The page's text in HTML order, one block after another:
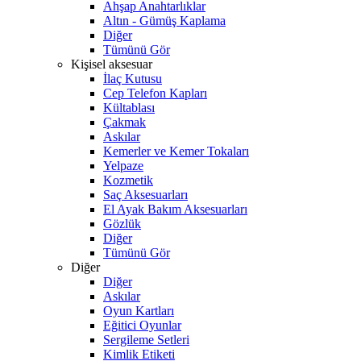
Ahşap Anahtarlıklar
Altın - Gümüş Kaplama
Diğer
Tümünü Gör
Kişisel aksesuar
İlaç Kutusu
Cep Telefon Kapları
Kültablası
Çakmak
Askılar
Kemerler ve Kemer Tokaları
Yelpaze
Kozmetik
Saç Aksesuarları
El Ayak Bakım Aksesuarları
Gözlük
Diğer
Tümünü Gör
Diğer
Diğer
Askılar
Oyun Kartları
Eğitici Oyunlar
Sergileme Setleri
Kimlik Etiketi